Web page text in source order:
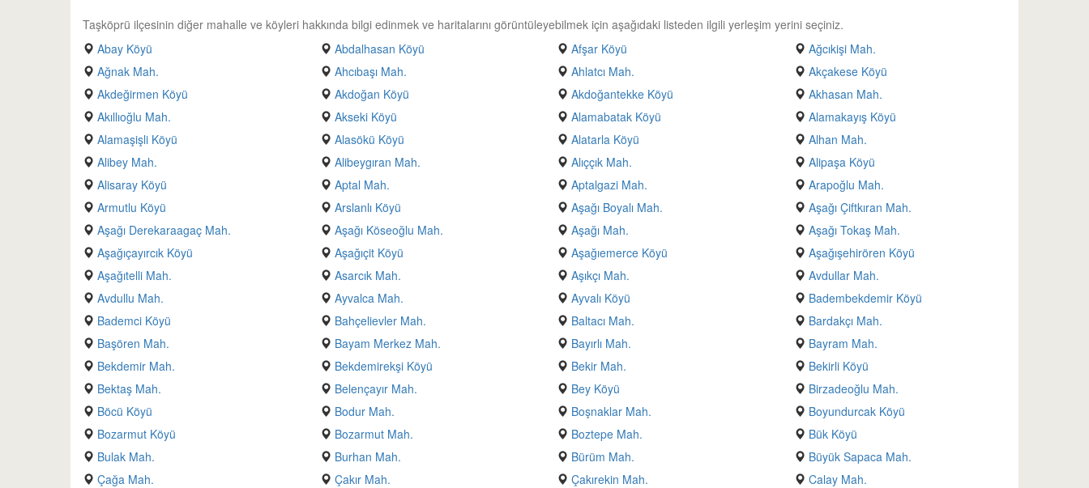
Taşköprü ilçesinin diğer mahalle ve köyleri hakkında bilgi edinmek ve haritalarını görüntüleyebilmek için aşağıdaki listeden ilgili yerleşim yerini seçiniz.
Abay Köyü
Abdalhasan Köyü Afşar Köyü
Ağcıkişi Mah.
Ağnak Mah.
Ahcıbaşı Mah. Ahlatcı Mah.
Akçakese Köyü
Akdeğirmen Köyü
Akdoğan Köyü Akdoğantekke Köyü
Akhasan Mah.
Akıllıoğlu Mah.
Akseki Köyü Alamabatak Köyü
Alamakayış Köyü
Alamaşişli Köyü
Alasökü Köyü Alatarla Köyü
Alhan Mah.
Alibey Mah.
Alibeygıran Mah. Alıççık Mah.
Alipaşa Köyü
Alisaray Köyü
Aptal Mah. Aptalgazi Mah.
Arapoğlu Mah.
Armutlu Köyü
Arslanlı Köyü Aşağı Boyalı Mah.
Aşağı Çiftkıran Mah.
Aşağı Derekaraagaç Mah.
Aşağı Köseoğlu Mah. Aşağı Mah.
Aşağı Tokaş Mah.
Aşağıçayırcık Köyü
Aşağıçit Köyü Aşağıemerce Köyü
Aşağışehirören Köyü
Aşağıtelli Mah.
Asarcık Mah. Aşıkçı Mah.
Avdullar Mah.
Avdullu Mah.
Ayvalca Mah. Ayvalı Köyü
Badembekdemir Köyü
Bademci Köyü
Bahçelievler Mah. Baltacı Mah.
Bardakçı Mah.
Başören Mah.
Bayam Merkez Mah. Bayırlı Mah.
Bayram Mah.
Bekdemir Mah.
Bekdemirekşi Köyü Bekir Mah.
Bekirli Köyü
Bektaş Mah.
Belençayır Mah. Bey Köyü
Birzadeoğlu Mah.
Böcü Köyü
Bodur Mah. Boşnaklar Mah.
Boyundurcak Köyü
Bozarmut Köyü
Bozarmut Mah. Boztepe Mah.
Bük Köyü
Bulak Mah.
Burhan Mah. Bürüm Mah.
Büyük Sapaca Mah.
Çağa Mah.
Çakır Mah. Çakırekin Mah.
Calay Mah.